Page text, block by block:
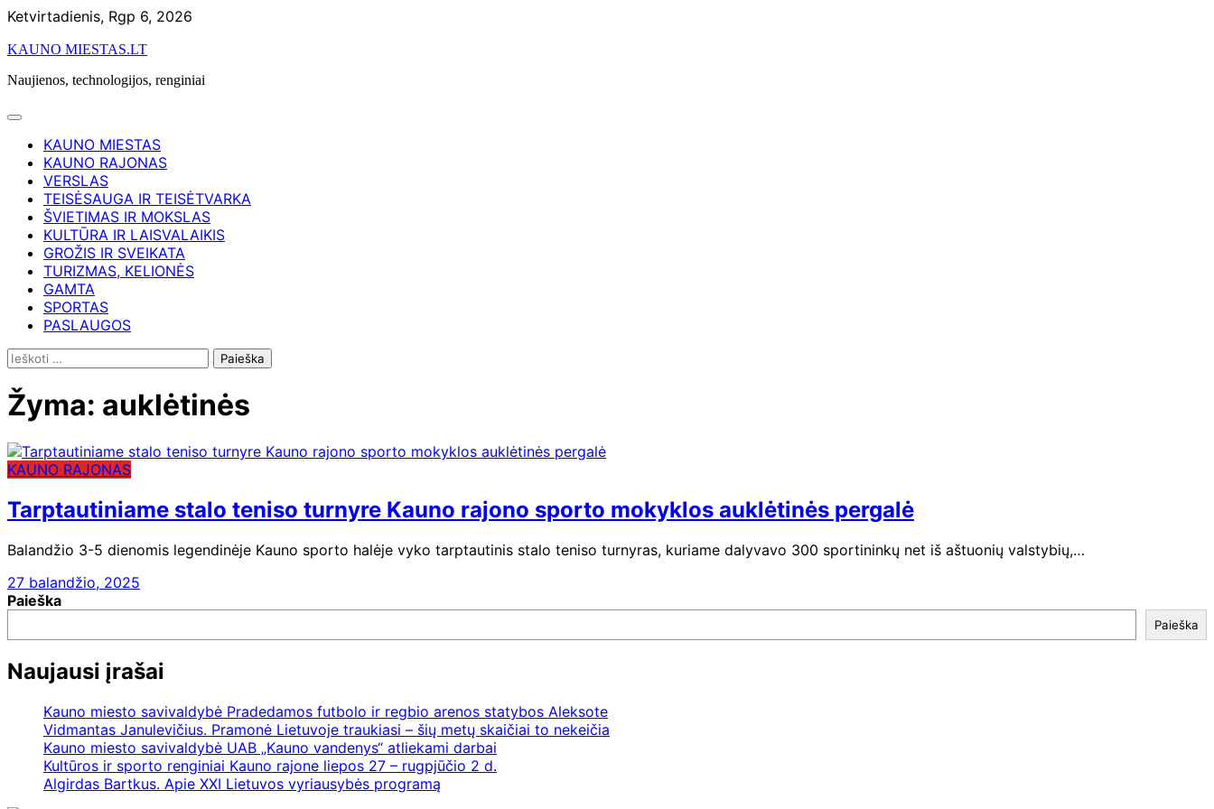
Skip
content
Ketvirtadienis, Rgp 6, 2026
KAUNO MIESTAS.LT
Naujienos, technologijos, renginiai
KAUNO MIESTAS
KAUNO RAJONAS
VERSLAS
TEISĖSAUGA IR TEISĖTVARKA
ŠVIETIMAS IR MOKSLAS
KULTŪRA IR LAISVALAIKIS
GROŽIS IR SVEIKATA
TURIZMAS, KELIONĖS
GAMTA
SPORTAS
PASLAUGOS
Ieškoti:
Žyma: auklėtinės
KAUNO RAJONAS
Tarptautiniame stalo teniso turnyre Kauno rajono sporto mokyklos auklėtinės pergalė
Balandžio 3-5 dienomis legendinėje Kauno sporto halėje vyko tarptautinis stalo teniso turnyras, kuriame dalyvavo 300 sportininkų net iš aštuonių valstybių,…
27 balandžio, 2025
Paieška
Paieška
Naujausi įrašai
Kauno miesto savivaldybė Pradedamos futbolo ir regbio arenos statybos Aleksote
Vidmantas Janulevičius. Pramonė Lietuvoje traukiasi – šių metų skaičiai to nekeičia
Kauno miesto savivaldybė UAB „Kauno vandenys“ atliekami darbai
Kultūros ir sporto renginiai Kauno rajone liepos 27 – rugpjūčio 2 d.
Algirdas Bartkus. Apie XXI Lietuvos vyriausybės programą